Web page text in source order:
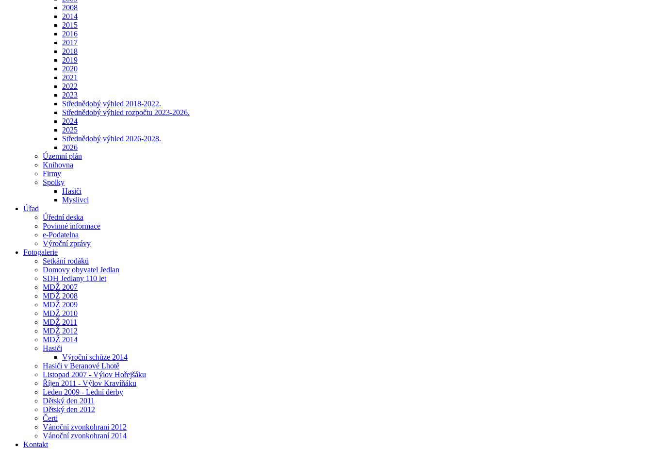
2008
2014
2015
2016
2017
2018
2019
2020
2021
2022
2023
Střednědobý výhled 2018-2022.
Střednědobý výhled rozpočtu 2023-2026.
2024
2025
Střednědobý výhled 2026-2028.
2026
Územní plán
Knihovna
Firmy
Spolky
Hasiči
Myslivci
Úřad
Úřední deska
Povinné informace
e-Podatelna
Výroční zprávy
Fotogalerie
Setkání rodáků
Domovy obyvatel Jedlan
SDH Jedlany 110 let
MDŽ 2007
MDŽ 2008
MDŽ 2009
MDŽ 2010
MDŽ 2011
MDŽ 2012
MDŽ 2014
Hasiči
Výroční schůze 2014
Hasiči v Beranové Lhotě
Listopad 2007 - Výlov Hořejšáku
Říjen 2011 - Výlov Kravíňáku
Leden 2009 - Lední derby
Dětský den 2011
Dětský den 2012
Čerti
Vánoční zvonkohraní 2012
Vánoční zvonkohraní 2014
Kontakt